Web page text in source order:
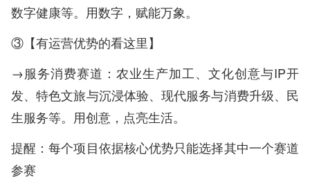
数字健康等。用数字，赋能万象。
③【有运营优势的看这里】
→服务消费赛道：农业生产加工、文化创意与IP开
发、特色文旅与沉浸体验、现代服务与消费升级、民
生服务等。用创意，点亮生活。
提醒：每个项目依据核心优势只能选择其中一个赛道
参赛